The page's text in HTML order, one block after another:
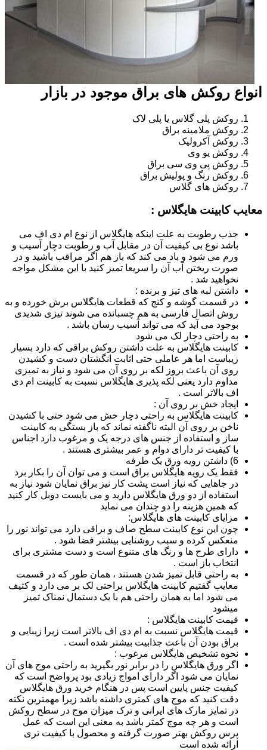
انواع روکش های براق موجود در بازار
روکش پلی گلاس یا پلی لاک
روکش ملامینه براق
روکش آکرولیک
روکش یو وی
روکش پی وی سی براق
روکش رنگ و پولیش براق
روکش های گلاس
معایب کابینت هایگلاس :
جذب رطوبت به علت اینکه هایگلاس از نوع ام دی اف می
باشد نوع بی کیفیت آن در مقابل آب و رطوبت دچار آسیب و
ورم می شود و باد می کند که باز هم اگر مراقب باشید و در
صورت ریختن آب آن را سریعا تمیز کنید با این مشکل مواجه
نخواهید شد .
داشتن لبه های تیز و برنده :
در قسمت گوشه و کنج که قطعات هایگلاس برش خورده و به
روش اتصال فارسی به هم چسبانده می شوند تیزی شدیدی
بوجود می آید که می تواند آسیب رسان باشد .
به راحتی دچار لک می شود
کابینت هایگلاس به علت داشتن روکش براقی که دارد بسیار
زیباست اما هر عاملی حتی اثابت انگشتان دست و کشیدن
روی آن باعث بروز لکه بر روی آن می شود و نیاز به تمیزی
مداوم دارد یعنی لکه پذیری هایگلاس نسبت به کابینت ام دی
اف بالاتر است .
ایجاد خش بر روی آن :
کابینت هایگلاس به راحتی دچار خش می شود حتی با کشیدن
ناخن بر روی آن البته ناگفته نماند که باز بستگی به کابینت
ساز و استفاده از جنس های درجه یک و مرغوب دارد اجناس
با کیفیت تر دارای دوام و عمر بیشتری هستند .
6) داشتن رویه ورق یک طرفه
فقط یک رویه هایگلاس براق است و می توان آن را بکار برد
در جاهایی که نیاز است پشت کار نیز براق نمایان شود نیاز به
استفاده از دو ورق هایگلاس دارید و می بایست دوبل کار کنید
که همین هزینه را دو چندان می نماید
مزایای کابینت های هایگلاس:
چون این نوع کابینت سطح صاف و براقی دارد می تواند نور را
منعکس کرده و سبب روشنایی بیشتر فضا شود .
دارای طرح ها و رنگ های متنوع است و دست مشتری برای
انتخاب باز است .
به راحتی قابل تمیز شدن هستند ، همان طور که در قسمت
معایب گفتیم کابینت هایگلاس براحتی لک بر می دارد و کثیف
می شود اما به همان راحتی هم با یک دستمال نمناک تمیز
میشود
قیمت کابینت هایگلاس :
قیمت هایگلاس نسبت به ام دی اف بالاتر است زیرا زیبایی و
براق بودن آن باعث جذابیت بیشتر شده است .
نحوه تشخیص هایگلاس مرغوب :
اگر ورق هایگلاس را در برابر نور بگیرید به راحتی موج های آن
نمایان می شود اگر دارای امواج زیادی بود پرواضح است که
کیفیت جنس پایین است پس در هنگام خرید ورق هایگلاس
دقت کنید که موج های کمتری داشته باشد زیرا مهمترین نکته
در تمایز مارک های ایرانی و ترک میزان موج در سطح روکش
است و هر چه موج کمتر باشد به معنی این است که عمل
پرس روکش بهتر صورت گرفته و محصول با کیفیت تری
ارائه شده است